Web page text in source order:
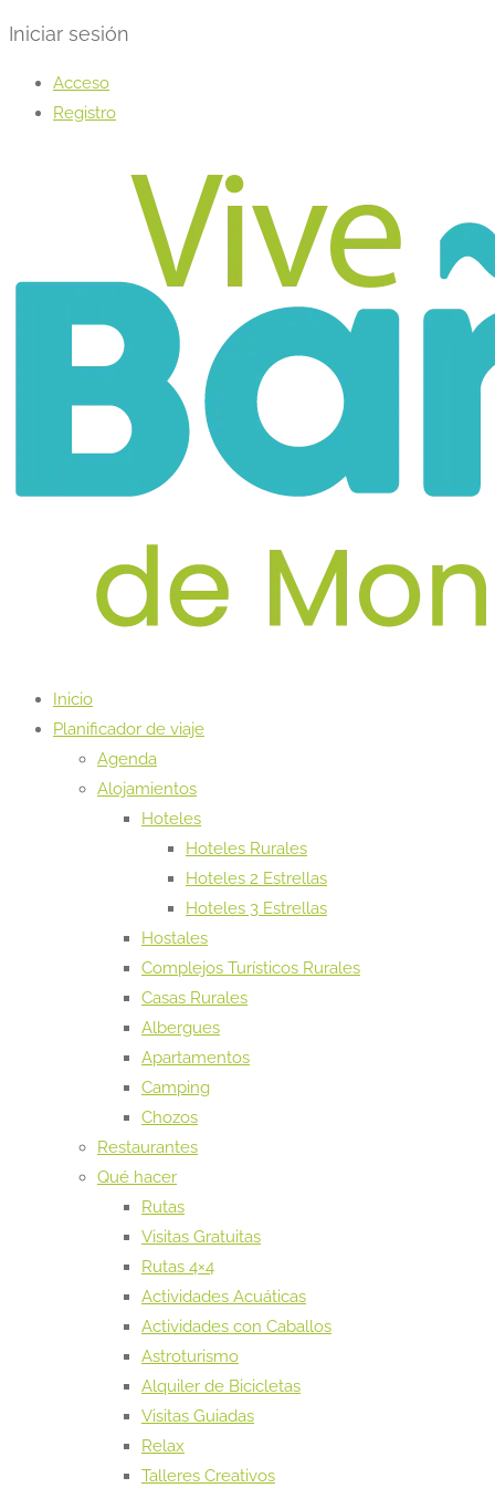
Iniciar sesión
Acceso
Registro
Inicio
Planificador de viaje
Agenda
Alojamientos
Hoteles
Hoteles Rurales
Hoteles 2 Estrellas
Hoteles 3 Estrellas
Hostales
Complejos Turísticos Rurales
Casas Rurales
Albergues
Apartamentos
Camping
Chozos
Restaurantes
Qué hacer
Rutas
Visitas Gratuitas
Rutas 4×4
Actividades Acuáticas
Actividades con Caballos
Astroturismo
Alquiler de Bicicletas
Visitas Guiadas
Relax
Talleres Creativos